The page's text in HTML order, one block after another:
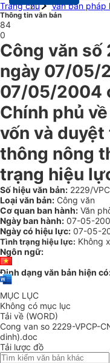
Trang chủ
Văn bản pháp
Thông tin văn bản
84
0
Công văn số
ngày 07/05/
07/05/2004
Chính phủ
vốn và
thông nông
trạng hiệu
Số hiệu văn bản: 2229/
Loại văn bản: Công văn
Cơ quan ban hành: Văn
Ngày ban hành: 07-05-
Ngày có hiệu lực: 07-05-
Tình trạng hiệu lực: Không
Ngôn ngữ:
Định dạng văn bản hiện
MỤC LỤC
Không có mục lục
Tải về (WORD)
Cong van so 2229-VPCP-
dinh).doc
Tải lược đồ